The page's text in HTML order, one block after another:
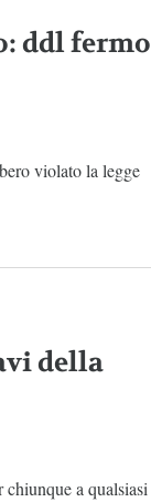
ddl fermo
violato la legge
della
chiunque a qualsiasi